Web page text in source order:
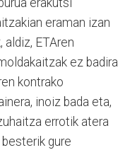
eraman izan
aldiz, ETAren
ez badira
kontrako
inoiz bada eta,
errotik atera
gure